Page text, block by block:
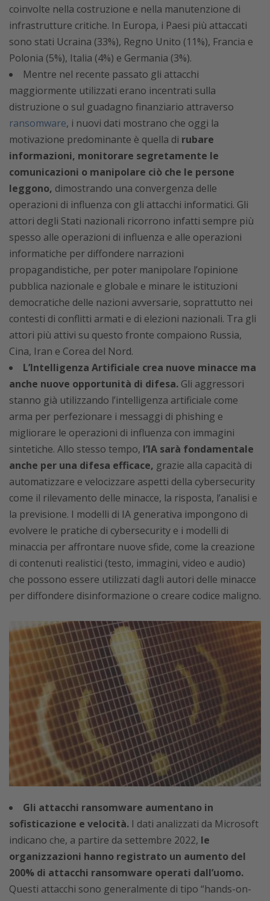
coinvolte nella costruzione e nella manutenzione di
infrastrutture critiche. In Europa, i Paesi più attaccati
sono stati Ucraina (33%), Regno Unito (11%), Francia e
Polonia (5%), Italia (4%) e Germania (3%).
Mentre nel recente passato gli attacchi
maggiormente utilizzati erano incentrati sulla
distruzione o sul guadagno finanziario attraverso
ransomware, i nuovi dati mostrano che oggi la
motivazione predominante è quella di rubare
informazioni, monitorare segretamente le
comunicazioni o manipolare ciò che le persone
leggono, dimostrando una convergenza delle
operazioni di influenza con gli attacchi informatici. Gli
attori degli Stati nazionali ricorrono infatti sempre più
spesso alle operazioni di influenza e alle operazioni
informatiche per diffondere narrazioni
propagandistiche, per poter manipolare l’opinione
pubblica nazionale e globale e minare le istituzioni
democratiche delle nazioni avversarie, soprattutto nei
contesti di conflitti armati e di elezioni nazionali. Tra gli
attori più attivi su questo fronte compaiono Russia,
Cina, Iran e Corea del Nord.
L’Intelligenza Artificiale crea nuove minacce ma
anche nuove opportunità di difesa. Gli aggressori
stanno già utilizzando l’intelligenza artificiale come
arma per perfezionare i messaggi di phishing e
migliorare le operazioni di influenza con immagini
sintetiche. Allo stesso tempo, l’IA sarà fondamentale
anche per una difesa efficace, grazie alla capacità di
automatizzare e velocizzare aspetti della cybersecurity
come il rilevamento delle minacce, la risposta, l’analisi e
la previsione. I modelli di IA generativa impongono di
evolvere le pratiche di cybersecurity e i modelli di
minaccia per affrontare nuove sfide, come la creazione
di contenuti realistici (testo, immagini, video e audio)
che possono essere utilizzati dagli autori delle minacce
per diffondere disinformazione o creare codice maligno.
Gli attacchi ransomware aumentano in
sofisticazione e velocità. I dati analizzati da Microsoft
indicano che, a partire da settembre 2022, le
organizzazioni hanno registrato un aumento del
200% di attacchi ransomware operati dall’uomo.
Questi attacchi sono generalmente di tipo “hands-on-